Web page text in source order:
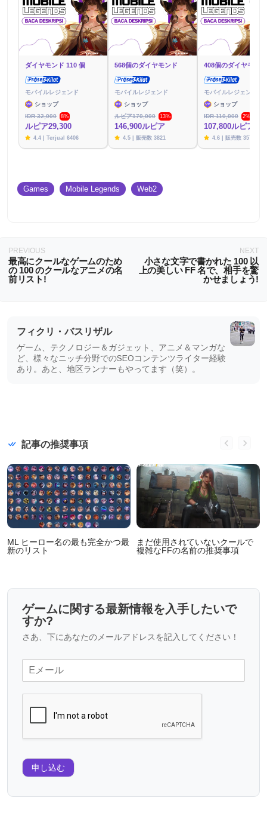
ダイヤモンド 110 個
モバイルレジェンド
ショップ
IDR 32,000
8%
ルピア29,300
4.4 | Terjual 6406
568個のダイヤモンド
モバイルレジェンド
ショップ
ルピア170,000
13%
146,900ルピア
4.5 | 販売数 3821
408個のダイヤモンド
モバイルレジェンド
ショップ
IDR 110,000
2%
107,800ルピア
4.6 | 販売数 3576
Games Mobile Legends Web2
PREVIOUS
最高にクールなゲームのため
の 100 のクールなアニメの名
前リスト!
NEXT
小さな文字で書かれた 100 以
上の美しい FF 名で、相手を驚
かせましょう!
フィクリ・バスリザル
ゲーム、テクノロジー＆ガジェット、アニメ＆マンガな
ど、様々なニッチ分野でのSEOコンテンツライター経験
あり。あと、地区ランナーもやってます（笑）。
記事の推奨事項
ML ヒーロー名の最も完全かつ最
新のリスト
まだ使用されていないクールで
複雑なFFの名前の推奨事項
ゲームに関する最新情報を入手したいで
すか?
さあ、下にあなたのメールアドレスを記入してください！
申し込む